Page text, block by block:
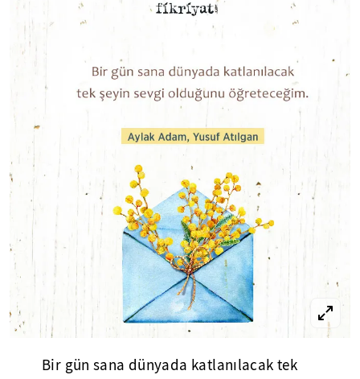
Bir gün sana dünyada katlanılacak tek